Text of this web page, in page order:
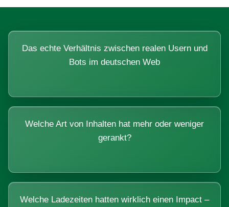
Das echte Verhältnis zwischen realen Usern und
Bots im deutschen Web
Welche Art von Inhalten hat mehr oder weniger
gerankt?
Welche Ladezeiten hatten wirklich einen Impact –